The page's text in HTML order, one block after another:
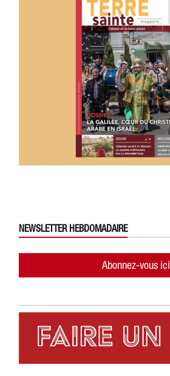
NEWSLETTER HEBDOMADAIRE
Abonnez-vous ici